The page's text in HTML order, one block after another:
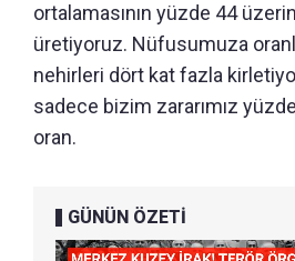
ortalamasının yüzde 44
üretiyoruz. Nüfusumuza
nehirleri dört kat fazla
sadece bizim zararımız
oran.
GÜNÜN ÖZETİ